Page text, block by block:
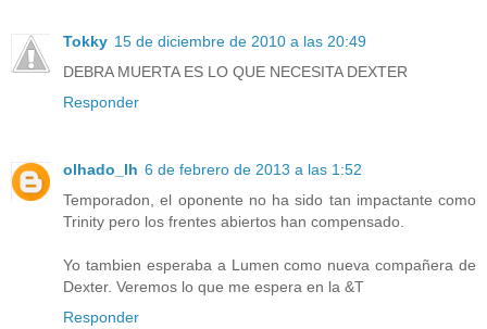
Tokky 15 de diciembre de 2010 a las 20:49
DEBRA MUERTA ES LO QUE NECESITA DEXTER
Responder
olhado_lh 6 de febrero de 2013 a las 1:52
Temporadon, el oponente no ha sido tan impactante como
Trinity pero los frentes abiertos han compensado.
Yo tambien esperaba a Lumen como nueva compañera de
Dexter. Veremos lo que me espera en la &T
Responder